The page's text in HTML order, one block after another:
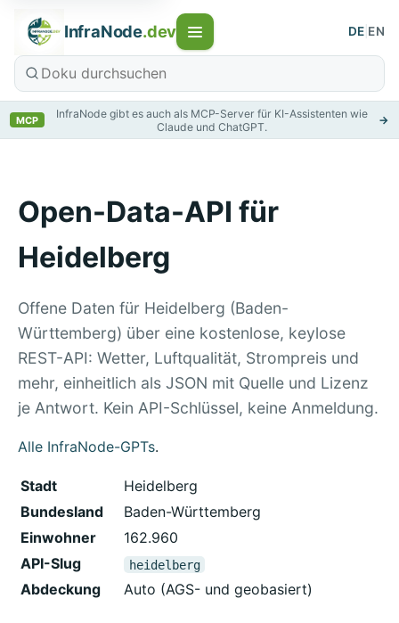
InfraNode.dev DE EN
MCP
InfraNode gibt es auch als MCP-Server für KI-Assistenten wie
Claude und ChatGPT.
→
Open-Data-API für
Heidelberg
Offene Daten für Heidelberg (Baden-
Württemberg) über eine kostenlose, keylose
REST-API: Wetter, Luftqualität, Strompreis und
mehr, einheitlich als JSON mit Quelle und Lizenz
je Antwort. Kein API-Schlüssel, keine Anmeldung.
Alle InfraNode-GPTs.
Stadt
Heidelberg
Bundesland
Baden-Württemberg
Einwohner
162.960
API-Slug
heidelberg
Abdeckung Auto (AGS- und geobasiert)